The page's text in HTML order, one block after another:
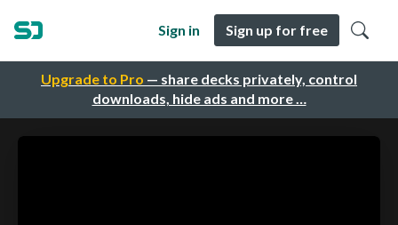
Upgrade to Pro — share decks privately, control
downloads, hide ads and more …
Sign in Sign up for free